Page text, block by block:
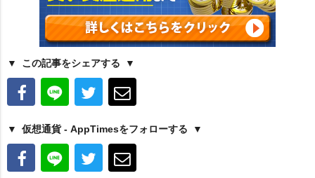
この記事をシェアする
仮想通貨 - AppTimesをフォローする